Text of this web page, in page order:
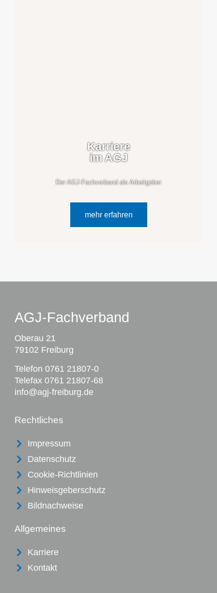
Karriere
im AGJ
Der AGJ-Fachverband als Arbeitgeber
mehr erfahren
AGJ-Fachverband
Oberau 21
79102 Freiburg
Telefon 0761 21807-0
Telefax 0761 21807-68
info@agj-freiburg.de
Rechtliches
Impressum
Datenschutz
Cookie-Richtlinien
Hinweisgeberschutz
Bildnachweise
Allgemeines
Karriere
Kontakt